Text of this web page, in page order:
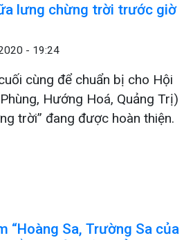
lưng chừng trời trước giờ
- 19:24
cùng để chuẩn bị cho Hội
Hướng Hoá, Quảng Trị)
trời” đang được hoàn thiện.
“Hoàng Sa, Trường Sa của